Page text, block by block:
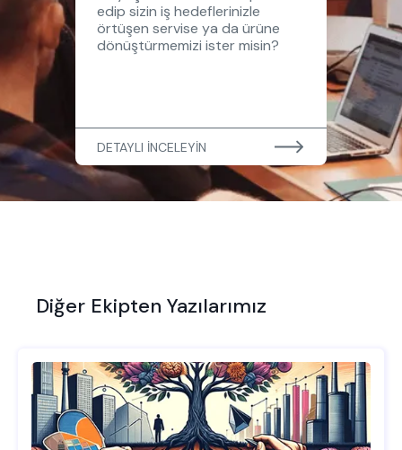
edip sizin iş hedeflerinizle
örtüşen servise ya da ürüne
dönüştürmemizi ister misin?
DETAYLI İNCELEYİN
Diğer Ekipten Yazılarımız